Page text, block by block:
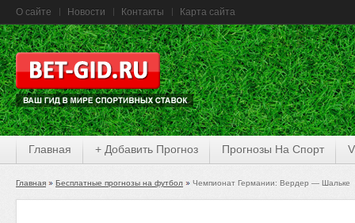
О сайте Новости Контакты Карта сайта
Главная + Добавить Прогноз Прогнозы На Спорт
Главная Бесплатные прогнозы на футбол Чемпионат Германии: Вердер — Шальке